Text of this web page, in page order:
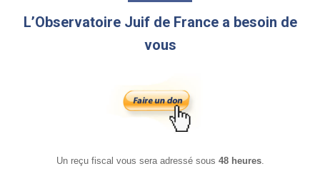
L’Observatoire Juif de France a besoin de
vous
Un reçu fiscal vous sera adressé sous 48 heures.